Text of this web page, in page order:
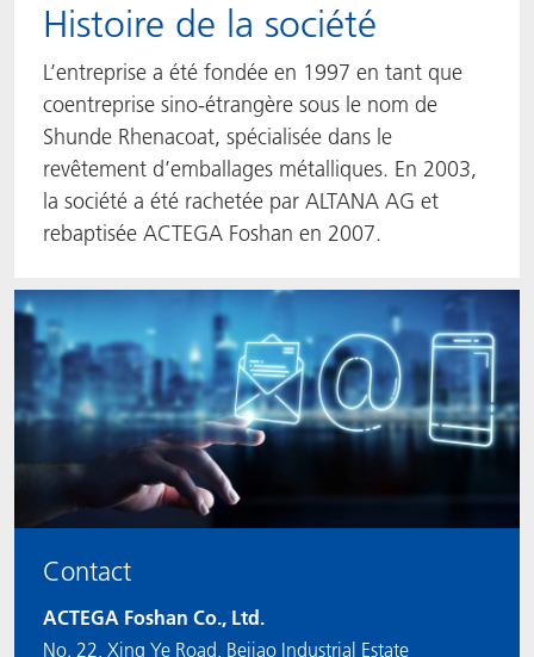
Histoire de la société
L’entreprise a été fondée en 1997 en tant que
coentreprise sino-étrangère sous le nom de
Shunde Rhenacoat, spécialisée dans le
revêtement d’emballages métalliques. En 2003,
la société a été rachetée par ALTANA AG et
rebaptisée ACTEGA Foshan en 2007.
Contact
ACTEGA Foshan Co., Ltd.
No. 22, Xing Ye Road, Bejiao Industrial Estate